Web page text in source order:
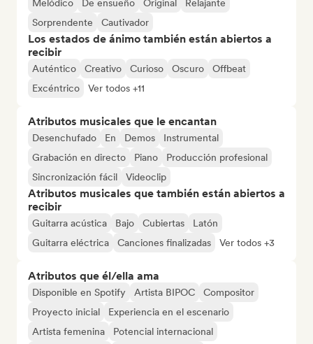
Melódico
De ensueño Original
Relajante
Sorprendente
Cautivador
Los estados de ánimo también están abiertos a
recibir
Auténtico Creativo Curioso Oscuro
Offbeat
Excéntrico
Ver todos +11
Atributos musicales que le encantan
Desenchufado En Demos
Instrumental
Grabación en directo
Piano
Producción profesional
Sincronización fácil
Videoclip
Atributos musicales que también están abiertos a
recibir
Guitarra acústica Bajo Cubiertas
Latón
Guitarra eléctrica
Canciones finalizadas Ver todos +3
Atributos que él/ella ama
Disponible en Spotify Artista BIPOC
Compositor
Proyecto inicial
Experiencia en el escenario
Artista femenina
Potencial internacional